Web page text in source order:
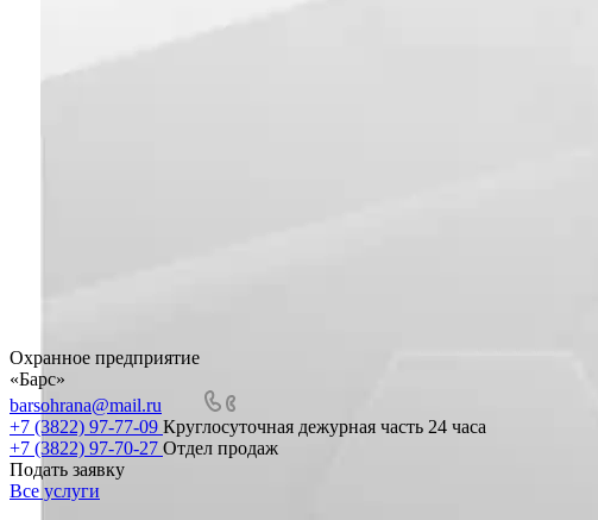
Охранное предприятие
«Барс»
barsohrana@mail.ru
+7 (3822) 97-77-09 Круглосуточная дежурная часть 24 часа
+7 (3822) 97-70-27 Отдел продаж
Подать заявку
Все услуги